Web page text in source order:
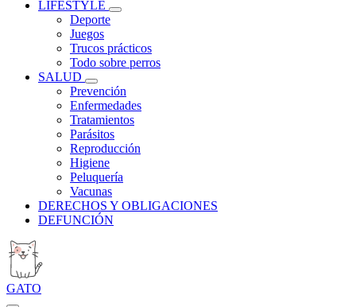
LIFESTYLE
Deporte
Juegos
Trucos prácticos
Todo sobre perros
SALUD
Prevención
Enfermedades
Tratamientos
Parásitos
Reproducción
Higiene
Peluquería
Vacunas
DERECHOS Y OBLIGACIONES
DEFUNCIÓN
GATO